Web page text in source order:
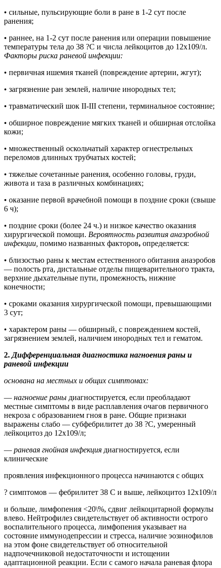
• сильные, пульсирующие боли в ране в 1-2 сут после
ранения;
• раннее, на 1-2 сут после ранения или операции повышение
температуры тела до 38 ?С и числа лейкоцитов до 12х109/л.
Факторы риска раневой инфекции:
• первичная ишемия тканей (повреждение артерии, жгут);
• загрязнение ран землей, наличие инородных тел;
• травматический шок II-III степени, терминальное состояние;
• обширное повреждение мягких тканей и обширная отслойка
кожи;
• множественный оскольчатый характер огнестрельных
переломов длинных трубчатых костей;
• тяжелые сочетанные ранения, особенно головы, груди,
живота и таза в различных комбинациях;
• оказание первой врачебной помощи в поздние сроки (свыше
6 ч);
• поздние сроки (более 24 ч.) и низкое качество оказания
хирургической помощи. Вероятность развития анаэробной
инфекции, помимо названных факторов, определяется:
• близостью раны к местам естественного обитания анаэробов
— полость рта, дистальные отделы пищеварительного тракта,
верхние дыхательные пути, промежность, нижние
конечности;
• сроками оказания хирургической помощи, превышающими
3 сут;
• характером раны — обширный, с повреждением костей,
загрязнением землей, наличием инородных тел и гематом.
2. Дифференциальная диагностика нагноения раны и
раневой инфекции
основана на местных и общих симптомах:
— нагноение раны диагностируется, если преобладают
местные симптомы в виде расплавления очагов первичного
некроза с образованием гноя в ране. Общие признаки
выражены слабо — субфебрилитет до 38 ?С, умеренный
лейкоцитоз до 12х109/л;
— раневая гнойная инфекция диагностируется, если
клинические
проявления инфекционного процесса начинаются с общих
? симптомов — фебрилитет 38 С и выше, лейкоцитоз 12х109/л
и больше, лимфопения <20\%, сдвиг лейкоцитарной формулы
влево. Нейтрофилез свидетельствует об активности острого
воспалительного процесса, лимфопения указывает на
состояние иммунодепрессии и стресса, наличие эозинофилов
на этом фоне свидетельствует об относительной
надпочечниковой недостаточности и истощении
адаптационной реакции. Если с самого начала раневая флора